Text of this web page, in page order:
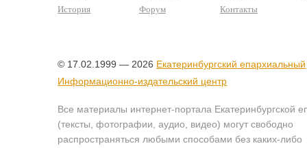
История
Форум
Контакты
© 17.02.1999 — 2026 Екатеринбургский епархиальный
Информационно-издательский центр
Все материалы интернет-портала Екатеринбургской
(тексты, фотографии, аудио, видео) могут свободно
распространяться любыми способами без каких-либо